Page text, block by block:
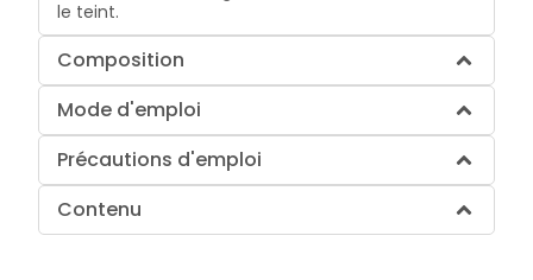
le teint.
Composition
Mode d'emploi
Précautions d'emploi
Contenu